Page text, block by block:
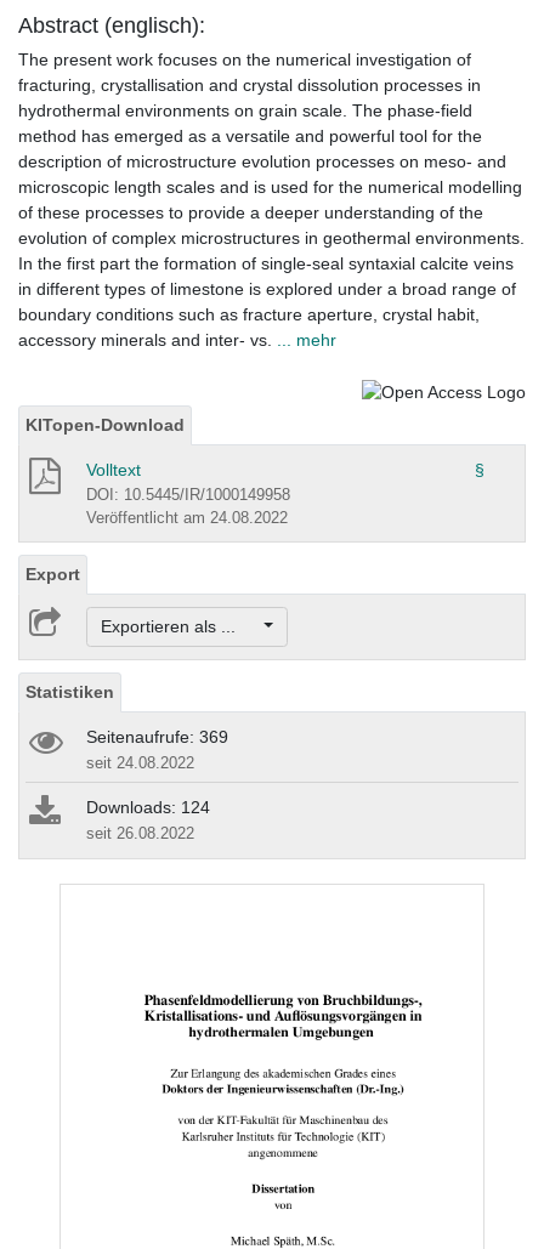
Abstract (englisch):
The present work focuses on the numerical investigation of
fracturing, crystallisation and crystal dissolution processes in
hydrothermal environments on grain scale. The phase-field
method has emerged as a versatile and powerful tool for the
description of microstructure evolution processes on meso- and
microscopic length scales and is used for the numerical modelling
of these processes to provide a deeper understanding of the
evolution of complex microstructures in geothermal environments.
In the first part the formation of single-seal syntaxial calcite veins
in different types of limestone is explored under a broad range of
boundary conditions such as fracture aperture, crystal habit,
accessory minerals and inter- vs.
... mehr
KITopen-Download
Volltext §
DOI: 10.5445/IR/1000149958
Veröffentlicht am 24.08.2022
Export
Exportieren als ...
Statistiken
Seitenaufrufe: 369
seit 24.08.2022
Downloads: 124
seit 26.08.2022